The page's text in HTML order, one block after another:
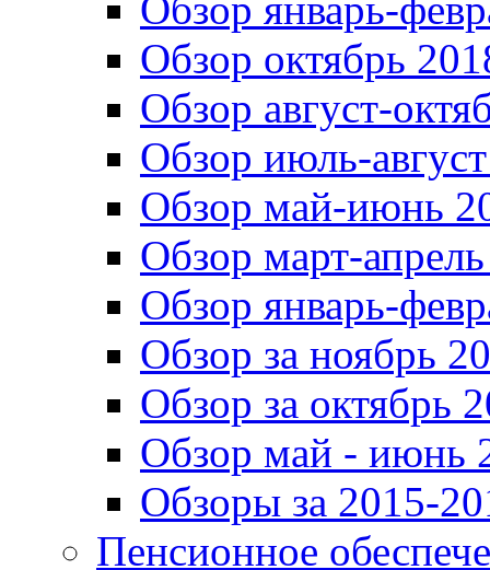
Обзор октябрь
Обзор август-
Обзор июль-
Обзор май-июнь
Обзор март-
Обзор январь-
Обзор за ноябрь
Обзор за октябрь
Обзор май - июнь
Обзоры за 2015-
Пенсионное